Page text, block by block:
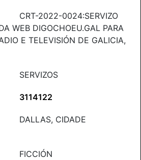
CRT-2022-0024:SERVIZO
WEB DIGOCHOEU.GAL PARA
E TELEVISIÓN DE GALICIA,
SERVIZOS
3114122
DALLAS, CIDADE
FICCIÓN